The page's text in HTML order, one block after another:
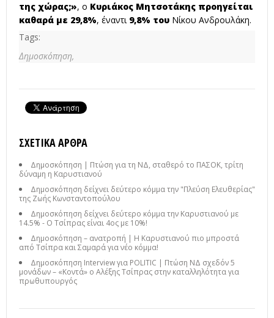
της χώρας;», ο Κυριάκος Μητσοτάκης προηγείται
καθαρά με 29,8%, έναντι 9,8% του Νίκου Ανδρουλάκη.
Tags:
Δημοσκόπηση,
ΣΧΕΤΙΚΆ ΆΡΘΡΑ
Δημοσκόπηση | Πτώση για τη ΝΔ, σταθερό το ΠΑΣΟΚ, τρίτη
δύναμη η Καρυστιανού
Δημοσκόπηση δείχνει δεύτερο κόμμα την "Πλεύση Ελευθερίας"
της Ζωής Κωνσταντοπούλου
Δημοσκόπηση δείχνει δεύτερο κόμμα την Καρυστιανού με
14.5% - Ο Τσίπρας είναι 4ος με 10%!
Δημοσκόπηση – ανατροπή | Η Καρυστιανού πιο μπροστά
από Τσίπρα και Σαμαρά για νέο κόμμα!
Δημοσκόπηση Interview για POLITIC | Πτώση ΝΔ σχεδόν 5
μονάδων – «Κοντά» ο Αλέξης Τσίπρας στην καταλληλότητα για
πρωθυπουργός